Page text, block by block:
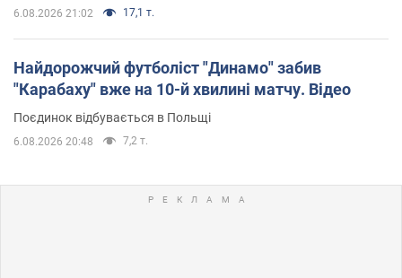
6.08.2026 21:02 17,1 т.
Найдорожчий футболіст "Динамо" забив
"Карабаху" вже на 10-й хвилині матчу. Відео
Поєдинок відбувається в Польщі
6.08.2026 20:48 7,2 т.